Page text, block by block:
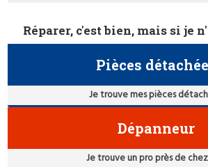
Réparer, c'est bien, mais si je
Pièces
Je trouve mes pièces
Dépanneur
Je trouve un pro près de